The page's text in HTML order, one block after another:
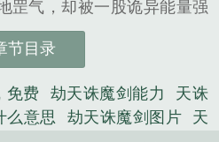
罡气，却被一股诡异能量强
用。一次偶然的经历，却意
量，竟是一种狠毒无比的咒
入室弟子。当魔族强势袭
亡威胁，五大门派相继瓦解
节目录
免费 劫天诛魔剑能力
天诛
么意思 劫天诛魔剑图片
天